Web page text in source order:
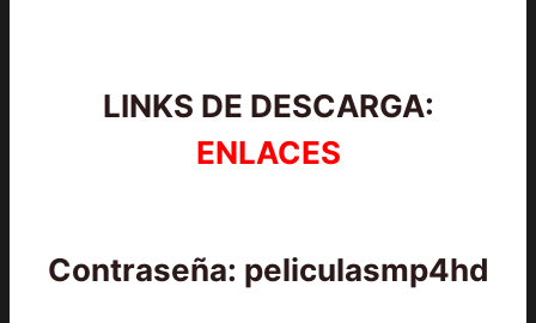
LINKS DE DESCARGA:
ENLACES
Contraseña: peliculasmp4hd